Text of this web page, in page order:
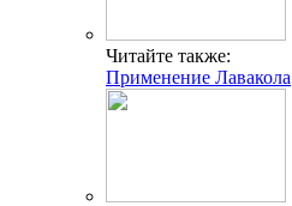
Читайте также:
Применение Лавакола